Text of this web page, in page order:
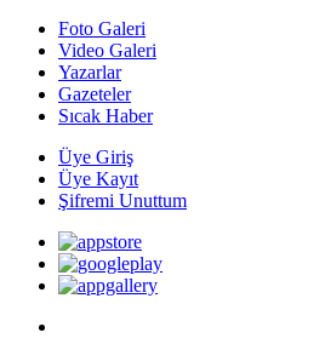
Foto Galeri
Video Galeri
Yazarlar
Gazeteler
Sıcak Haber
Üye Giriş
Üye Kayıt
Şifremi Unuttum